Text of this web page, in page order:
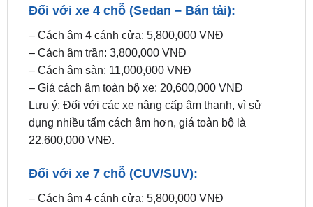
ZKar Auto
Đối với xe 4 chỗ (Sedan – Bán tải):
– Cách âm 4 cánh cửa: 5,800,000 VNĐ
– Cách âm trần: 3,800,000 VNĐ
– Cách âm sàn: 11,000,000 VNĐ
– Giá cách âm toàn bộ xe: 20,600,000 VNĐ
dụng nhiều tấm cách âm hơn, giá toàn bộ là
22,600,000 VNĐ.